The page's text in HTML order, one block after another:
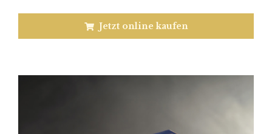
Jetzt online kaufen